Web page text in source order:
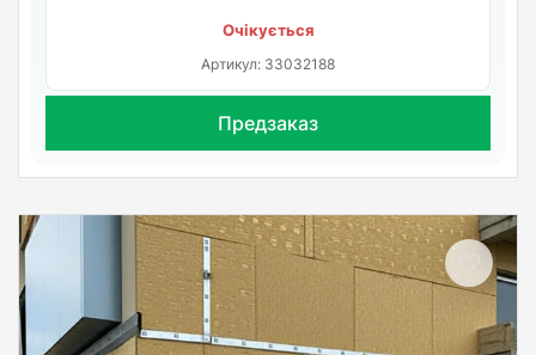
Очікується
Артикул: 33032188
Предзаказ